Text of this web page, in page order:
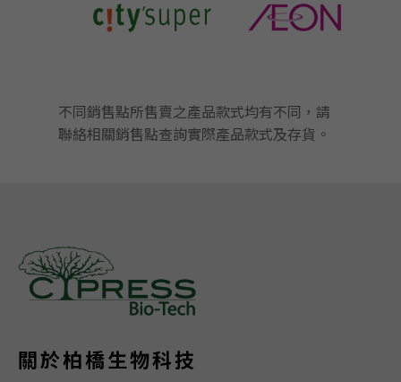
不同銷售點所售賣之產品款式均有不同，請
聯絡相關銷售點查詢實際產品款式及存貨。
關於柏橋生物科技